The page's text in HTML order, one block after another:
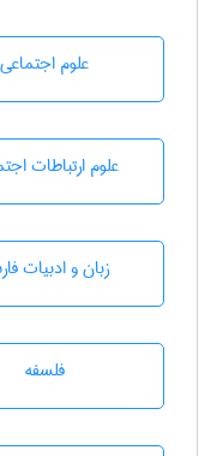
علوم اجتماعی
علوم ارتباطات
زبان و ادبيات
فلسفه